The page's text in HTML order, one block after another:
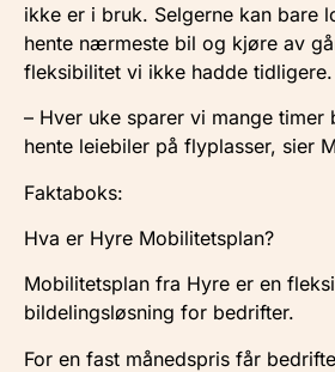
ikke er i bruk. Selgerne kan bare
hente nærmeste bil og kjøre av
fleksibilitet vi ikke hadde tidligere.
– Hver uke sparer vi mange timer
hente leiebiler på flyplasser, sier
Faktaboks:
Hva er Hyre Mobilitetsplan?
Mobilitetsplan fra Hyre er en
bildelingsløsning for bedrifter.
For en fast månedspris får